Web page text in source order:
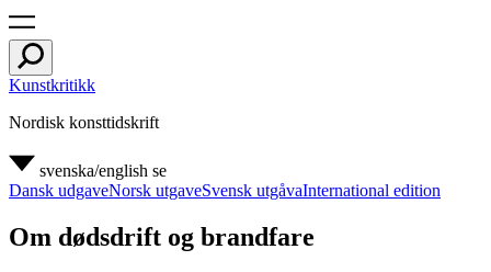
Kunstkritikk
Nordisk konsttidskrift
svenska/english se
Dansk udgaveNorsk utgaveSvensk utgåvaInternational edition
Om dødsdrift og brandfare